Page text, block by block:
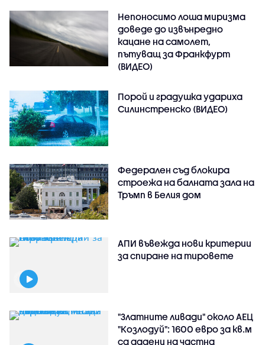
Непоносимо лоша миризма
доведе до извънредно
кацане на самолет,
пътуващ за Франкфурт
(ВИДЕО)
Порой и градушка удариха
Силинстренско (ВИДЕО)
Федерален съд блокира
строежа на балната зала на
Тръмп в Белия дом
АПИ въвежда нови критерии
за спиране на тировете
"Златните ливади" около АЕЦ
"Козлодуй": 1600 евро за кв.м
са дадени на частна